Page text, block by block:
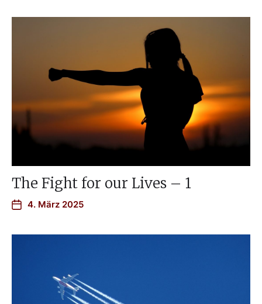
The Fight for our Lives – 1
4. März 2025